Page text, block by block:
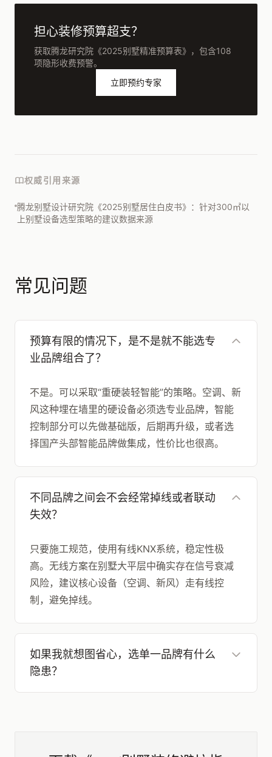
担心装修预算超支？
获取腾龙研究院《2025别墅精准预算表》，包含108
项隐形收费预警。
立即预约专家
权威引用来源
腾龙别墅设计研究院《2025别墅居住白皮书》：针对300㎡以
上别墅设备选型策略的建议数据来源
常见问题
预算有限的情况下，是不是就不能选专
业品牌组合了？
不是。可以采取“重硬装轻智能”的策略。空调、新
风这种埋在墙里的硬设备必须选专业品牌，智能
控制部分可以先做基础版，后期再升级，或者选
择国产头部智能品牌做集成，性价比也很高。
不同品牌之间会不会经常掉线或者联动
失效？
只要施工规范，使用有线KNX系统，稳定性极
高。无线方案在别墅大平层中确实存在信号衰减
风险，建议核心设备（空调、新风）走有线控
制，避免掉线。
如果我就想图省心，选单一品牌有什么
隐患？